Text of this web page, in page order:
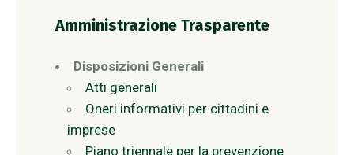
Amministrazione Trasparente
Disposizioni Generali
Atti generali
Oneri informativi per cittadini e
imprese
Piano triennale per la prevenzione